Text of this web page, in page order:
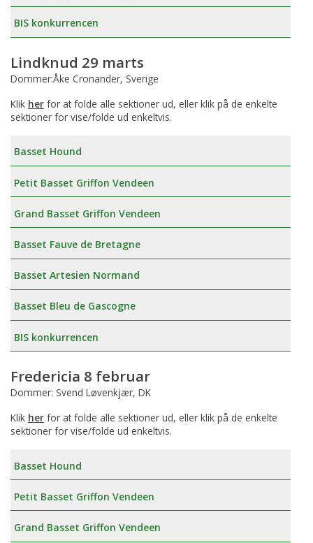
BIS konkurrencen
Lindknud 29 marts
Dommer:Åke Cronander, Sverige
Klik her for at folde alle sektioner ud, eller klik på de enkelte
sektioner for vise/folde ud enkeltvis.
Basset Hound
Petit Basset Griffon Vendeen
Grand Basset Griffon Vendeen
Basset Fauve de Bretagne
Basset Artesien Normand
Basset Bleu de Gascogne
BIS konkurrencen
Fredericia 8 februar
Dommer: Svend Løvenkjær, DK
Klik her for at folde alle sektioner ud, eller klik på de enkelte
sektioner for vise/folde ud enkeltvis.
Basset Hound
Petit Basset Griffon Vendeen
Grand Basset Griffon Vendeen